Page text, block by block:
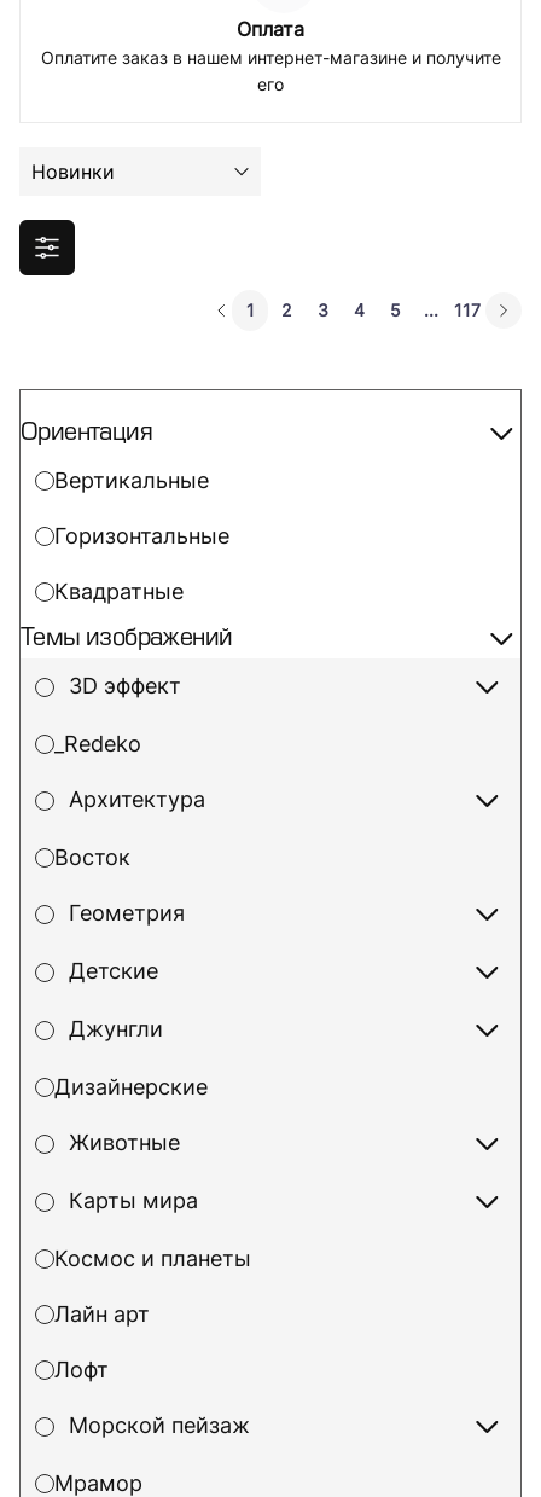
Оплата
Оплатите заказ в нашем интернет-магазине и получите
его
Новинки
1 2 3 4 5 ... 117
Ориентация
Вертикальные
Горизонтальные
Квадратные
Темы изображений
3D эффект
_Redeko
Архитектура
Восток
Геометрия
Детские
Джунгли
Дизайнерские
Животные
Карты мира
Космос и планеты
Лайн арт
Лофт
Морской пейзаж
Мрамор